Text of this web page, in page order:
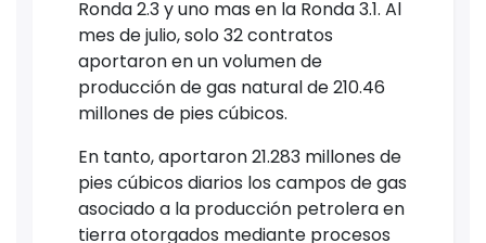
Ronda 2.3 y uno mas en la Ronda 3.1. Al
mes de julio, solo 32 contratos
aportaron en un volumen de
producción de gas natural de 210.46
millones de pies cúbicos.
En tanto, aportaron 21.283 millones de
pies cúbicos diarios los campos de gas
asociado a la producción petrolera en
tierra otorgados mediante procesos